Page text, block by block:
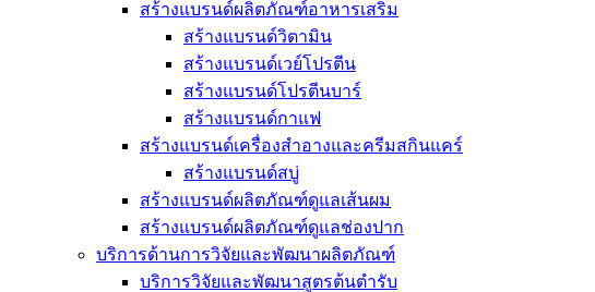
สร้างแบรนด์ผลิตภัณฑ์อาหารเสริม
สร้างแบรนด์วิตามิน
สร้างแบรนด์เวย์โปรตีน
สร้างแบรนด์โปรตีนบาร์
สร้างแบรนด์กาแฟ
สร้างแบรนด์เครื่องสำอางและครีมสกินแคร์
สร้างแบรนด์สบู่
สร้างแบรนด์ผลิตภัณฑ์ดูแลเส้นผม
สร้างแบรนด์ผลิตภัณฑ์ดูแลช่องปาก
บริการด้านการวิจัยและพัฒนาผลิตภัณฑ์
บริการวิจัยและพัฒนาสูตรต้นตำรับ